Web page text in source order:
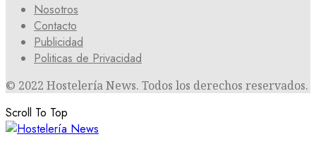
Nosotros
Contacto
Publicidad
Politicas de Privacidad
© 2022 Hostelería News. Todos los derechos reservados.
Scroll To Top